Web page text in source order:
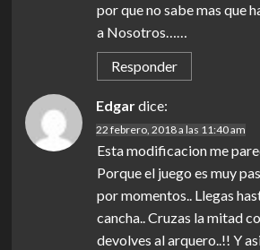
por que no sabe mas que
a Nosotros……
Responder
Edgardice:
22 febrero, 2018 a las 11:40 am
Esta modificacion me
Porque el juego es muy
por momentos.. Llegas
cancha.. Cruzas la mitad
devolves al arquero..!! Y